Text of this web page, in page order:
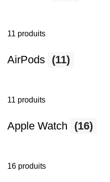
11 produits
AirPods (11)
11 produits
Apple Watch (16)
16 produits